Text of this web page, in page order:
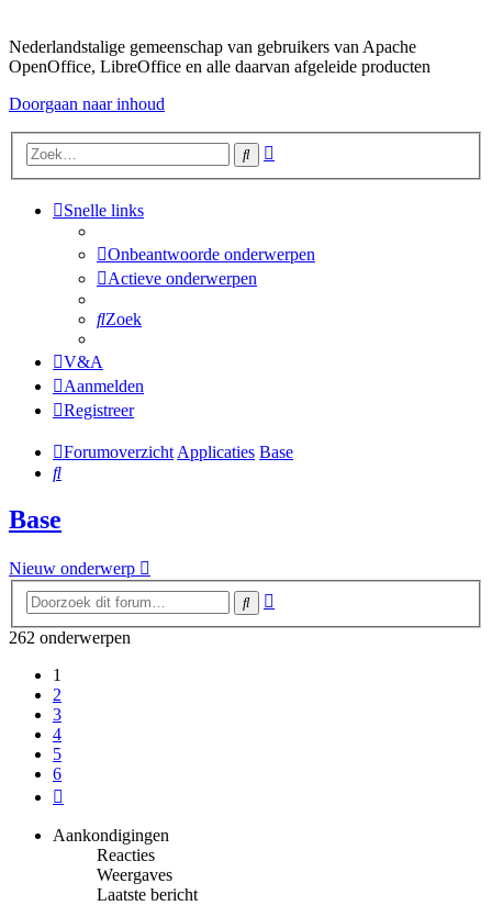
Nederlandstalige gemeenschap van gebruikers van Apache
OpenOffice, LibreOffice en alle daarvan afgeleide producten
Doorgaan naar inhoud
Zoek
Snelle links
Onbeantwoorde onderwerpen
Actieve onderwerpen
Zoek
V&A
Aanmelden
Registreer
Forumoverzicht Applicaties Base
Zoek
Base
Nieuw onderwerp
Zoek
262 onderwerpen
1
2
3
4
5
6
Aankondigingen
Reacties
Weergaves
Laatste bericht